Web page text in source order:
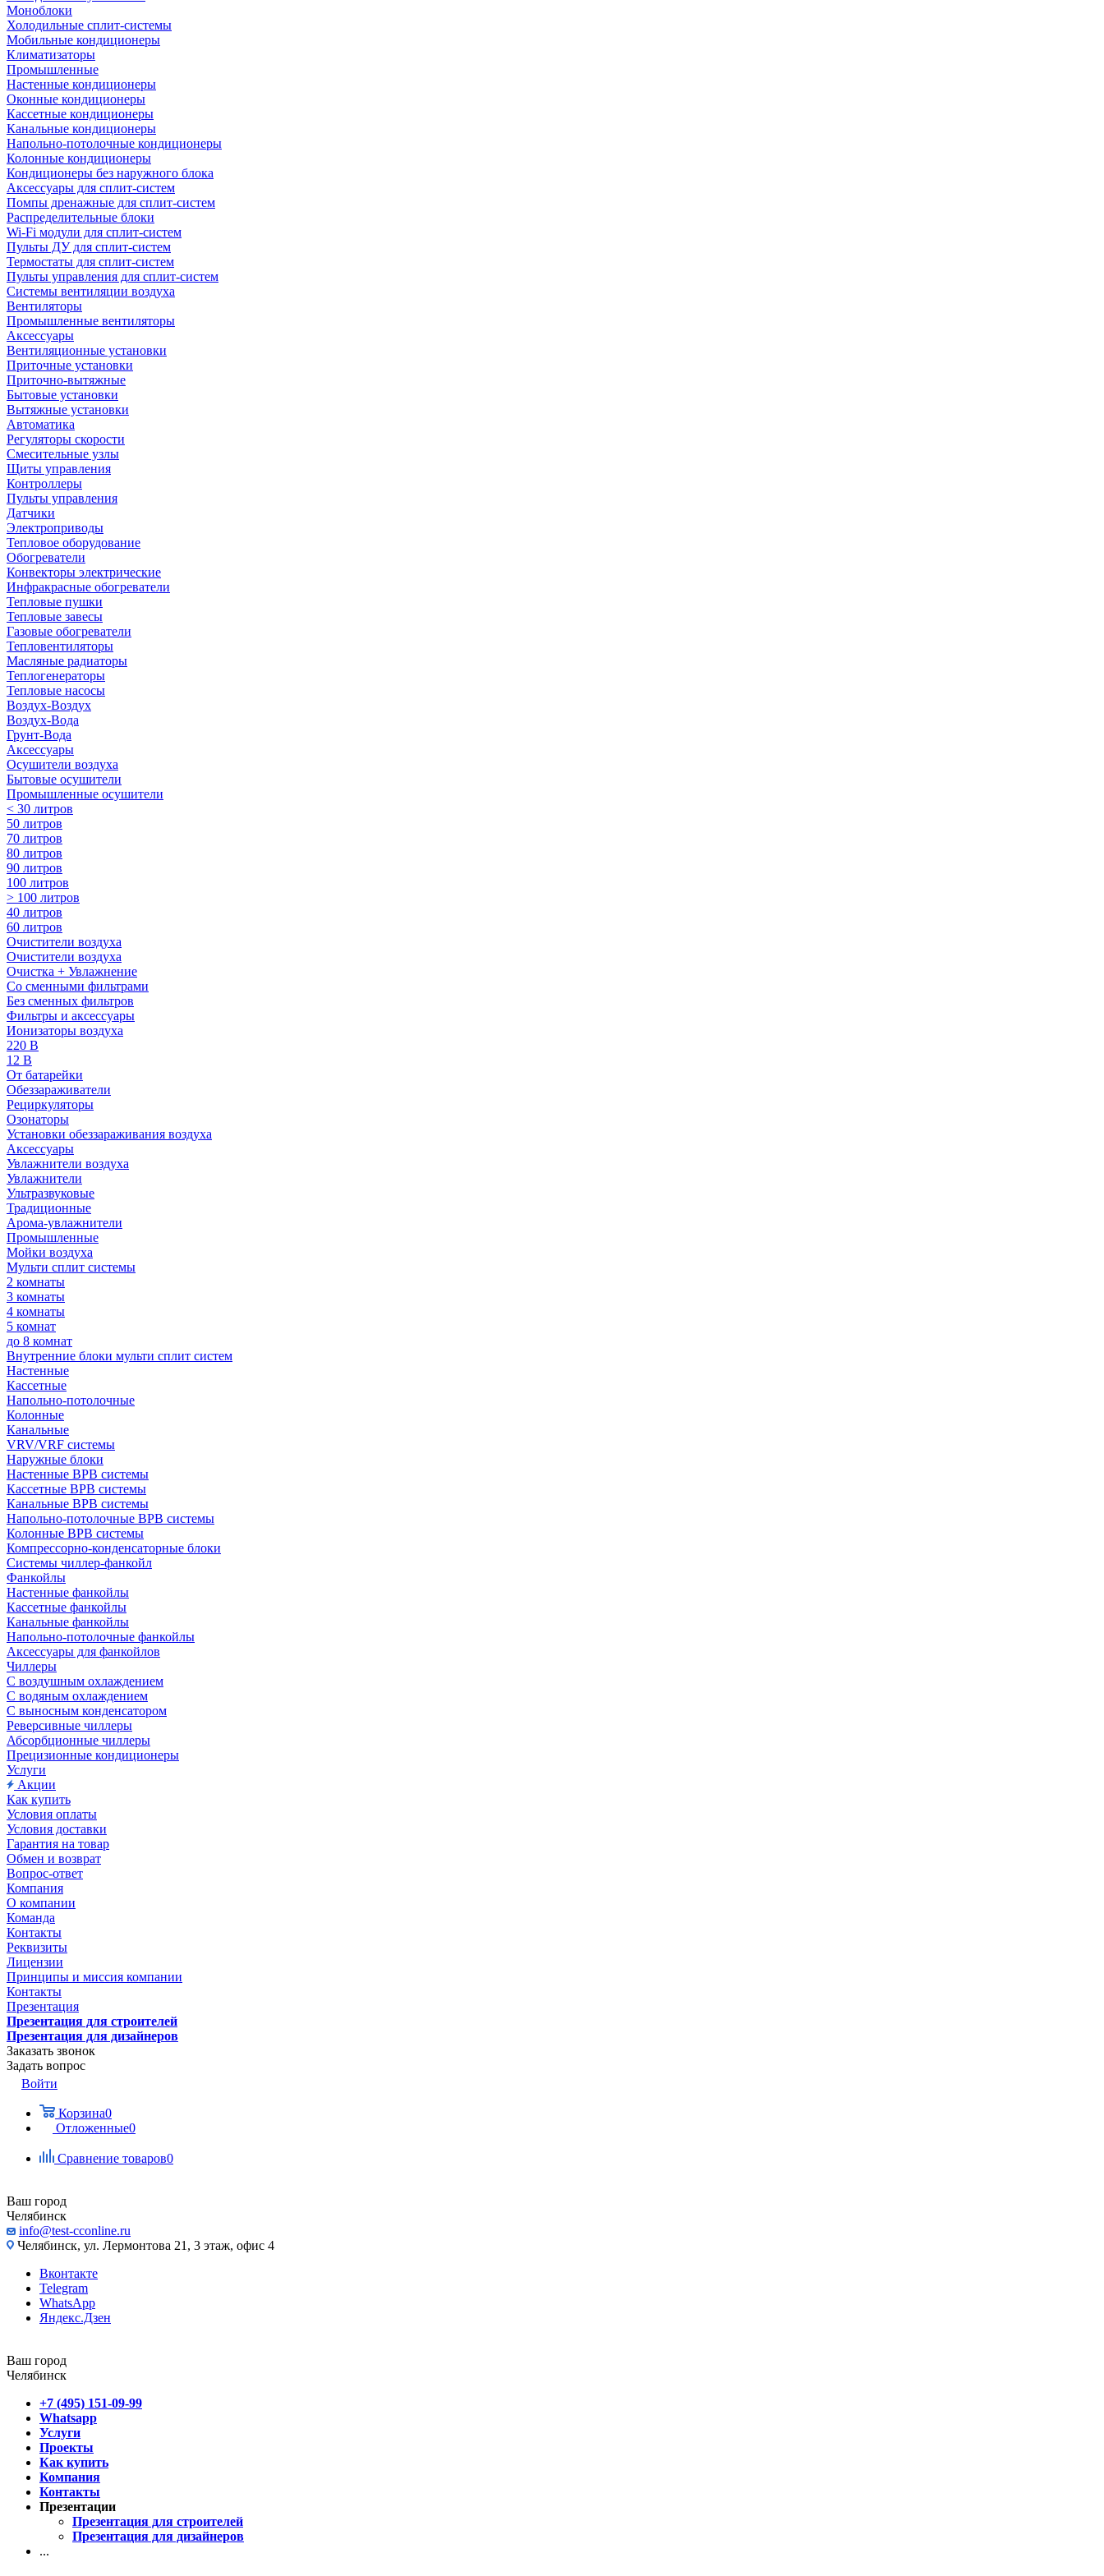
Моноблоки
Холодильные сплит-системы
Мобильные кондиционеры
Климатизаторы
Промышленные
Настенные кондиционеры
Оконные кондиционеры
Кассетные кондиционеры
Канальные кондиционеры
Напольно-потолочные кондиционеры
Колонные кондиционеры
Кондиционеры без наружного блока
Аксессуары для сплит-систем
Помпы дренажные для сплит-систем
Распределительные блоки
Wi-Fi модули для сплит-систем
Пульты ДУ для сплит-систем
Термостаты для сплит-систем
Пульты управления для сплит-систем
Системы вентиляции воздуха
Вентиляторы
Промышленные вентиляторы
Аксессуары
Вентиляционные установки
Приточные установки
Приточно-вытяжные
Бытовые установки
Вытяжные установки
Автоматика
Регуляторы скорости
Смесительные узлы
Щиты управления
Контроллеры
Пульты управления
Датчики
Электроприводы
Тепловое оборудование
Обогреватели
Конвекторы электрические
Инфракрасные обогреватели
Тепловые пушки
Тепловые завесы
Газовые обогреватели
Тепловентиляторы
Масляные радиаторы
Теплогенераторы
Тепловые насосы
Воздух-Воздух
Воздух-Вода
Грунт-Вода
Аксессуары
Осушители воздуха
Бытовые осушители
Промышленные осушители
< 30 литров
50 литров
70 литров
80 литров
90 литров
100 литров
> 100 литров
40 литров
60 литров
Очистители воздуха
Очистители воздуха
Очистка + Увлажнение
Cо сменными фильтрами
Без сменных фильтров
Фильтры и аксессуары
Ионизаторы воздуха
220 В
12 В
От батарейки
Обеззараживатели
Рециркуляторы
Озонаторы
Установки обеззараживания воздуха
Аксессуары
Увлажнители воздуха
Увлажнители
Ультразвуковые
Традиционные
Арома-увлажнители
Промышленные
Мойки воздуха
Мульти сплит системы
2 комнаты
3 комнаты
4 комнаты
5 комнат
до 8 комнат
Внутренние блоки мульти сплит систем
Настенные
Кассетные
Напольно-потолочные
Колонные
Канальные
VRV/VRF системы
Наружные блоки
Настенные ВРВ системы
Кассетные ВРВ системы
Канальные ВРВ системы
Напольно-потолочные ВРВ системы
Колонные ВРВ системы
Компрессорно-конденсаторные блоки
Системы чиллер-фанкойл
Фанкойлы
Настенные фанкойлы
Кассетные фанкойлы
Канальные фанкойлы
Напольно-потолочные фанкойлы
Аксессуары для фанкойлов
Чиллеры
С воздушным охлаждением
С водяным охлаждением
С выносным конденсатором
Реверсивные чиллеры
Абсорбционные чиллеры
Прецизионные кондиционеры
Услуги
Акции
Как купить
Условия оплаты
Условия доставки
Гарантия на товар
Обмен и возврат
Вопрос-ответ
Компания
О компании
Команда
Контакты
Реквизиты
Лицензии
Принципы и миссия компании
Контакты
Презентация
Презентация для строителей
Презентация для дизайнеров
Заказать звонок
Задать вопрос
Войти
Корзина0
Отложенные0
Сравнение товаров0
Ваш город
Челябинск
info@test-cconline.ru
Челябинск, ул. Лермонтова 21, 3 этаж, офис 4
Вконтакте
Telegram
WhatsApp
Яндекс.Дзен
Ваш город
Челябинск
+7 (495) 151-09-99
Whatsapp
Услуги
Проекты
Как купить
Компания
Контакты
Презентации
Презентация для строителей
Презентация для дизайнеров
...